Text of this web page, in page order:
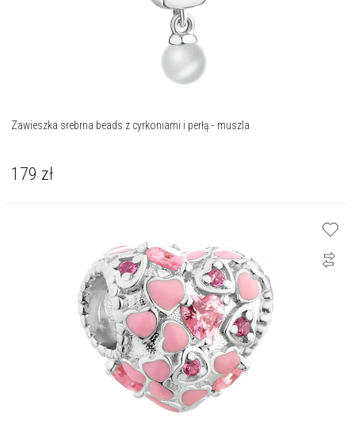
Zawieszka srebrna beads z cyrkoniami i perłą - muszla
179 zł